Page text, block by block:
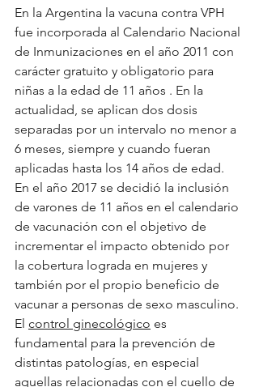
En la Argentina la vacuna contra VPH
fue incorporada al Calendario Nacional
de Inmunizaciones en el año 2011 con
carácter gratuito y obligatorio para
niñas a la edad de 11 años . En la
actualidad, se aplican dos dosis
separadas por un intervalo no menor a
6 meses, siempre y cuando fueran
aplicadas hasta los 14 años de edad.
En el año 2017 se decidió la inclusión
de varones de 11 años en el calendario
de vacunación con el objetivo de
incrementar el impacto obtenido por
la cobertura lograda en mujeres y
también por el propio beneficio de
vacunar a personas de sexo masculino.
El control ginecológico es
fundamental para la prevención de
distintas patologías, en especial
aquellas relacionadas con el cuello de